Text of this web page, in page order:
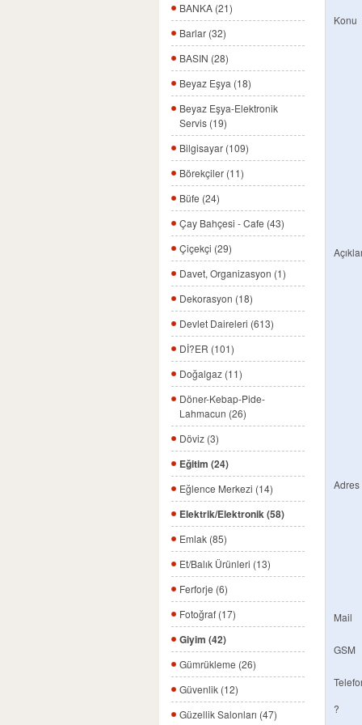
BANKA (21)
Barlar (32)
BASIN (28)
Beyaz Eşya (18)
Beyaz Eşya-Elektronik
Servis (19)
Bilgisayar (109)
Börekçiler (11)
Büfe (24)
Çay Bahçesi - Cafe (43)
Çiçekçi (29)
Davet, Organizasyon (1)
Dekorasyon (18)
Devlet Daireleri (613)
Dİ?ER (101)
Doğalgaz (11)
Döner-Kebap-Pide-
Lahmacun (26)
Döviz (3)
Eğitim (24)
Eğlence Merkezi (14)
Elektrik/Elektronik (58)
Emlak (85)
Et/Balık Ürünleri (13)
Ferforje (6)
Fotoğraf (17)
Giyim (42)
Gümrükleme (26)
Güvenlik (12)
Güzellik Salonları (47)
Konu
Adres
Mail
GSM
?